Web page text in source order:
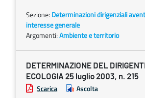
Sezione: Determinazioni dirigenziali
interesse generale
Argomenti:Ambiente e territorio
DETERMINAZIONE DEL
ECOLOGIA 25 luglio 2003, n. 215
Scarica Ascolta